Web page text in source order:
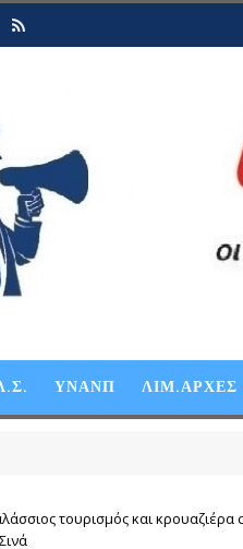
ΥΝΑΝΠ ΛΙΜ.ΑΡΧΕΣ
τουρισμός και κρουαζιέρα